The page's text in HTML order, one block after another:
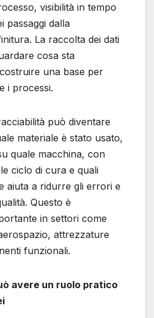
visibilità in tempo
passaggi dalla
La raccolta dei dati
cosa sta
una base per
i processi.
può diventare
materiale è stato usato,
quale macchina, con
ciclo di cura e quali
aiuta a ridurre gli errori e
Questo è
in settori come
attrezzature
funzionali.
avere un ruolo pratico